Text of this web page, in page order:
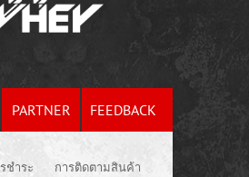
PARTNER FEEDBACK
ชำระ
การติดตามสินค้า